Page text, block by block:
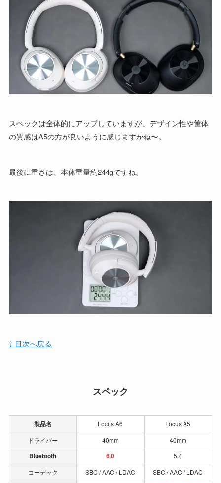
スペックは全体的にアップしていますが、デザイン性や筐体
の質感はA5の方が良いように感じますかね〜。
最後に重さは、本体重量約244gですね。
⇧ 目次へ戻る
スペック
製品名 Focus A6
Focus A5
ドライバー
40mm 40mm
Bluetooth 6.0
5.4
コーデック
SBC / AAC / LDAC SBC / AAC / LDAC